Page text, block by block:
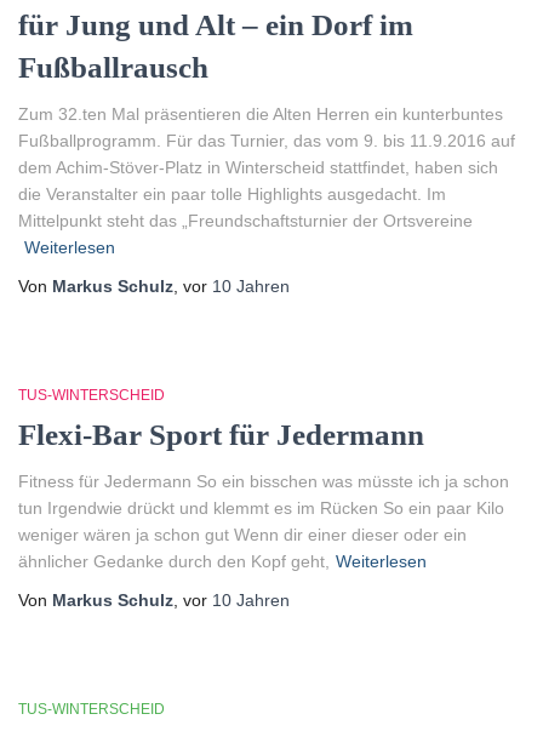
für Jung und Alt – ein Dorf im
Fußballrausch
Zum 32.ten Mal präsentieren die Alten Herren ein kunterbuntes
Fußballprogramm. Für das Turnier, das vom 9. bis 11.9.2016 auf
dem Achim-Stöver-Platz in Winterscheid stattfindet, haben sich
die Veranstalter ein paar tolle Highlights ausgedacht. Im
Mittelpunkt steht das „Freundschaftsturnier der Ortsvereine
Weiterlesen
Von Markus Schulz , vor 10 Jahren
TUS-WINTERSCHEID
Flexi-Bar Sport für Jedermann
Fitness für Jedermann So ein bisschen was müsste ich ja schon
tun Irgendwie drückt und klemmt es im Rücken So ein paar Kilo
weniger wären ja schon gut Wenn dir einer dieser oder ein
ähnlicher Gedanke durch den Kopf geht, Weiterlesen
Von Markus Schulz , vor 10 Jahren
TUS-WINTERSCHEID